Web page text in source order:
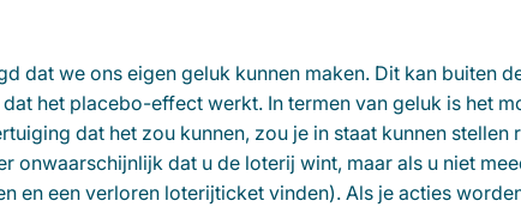
dat we ons eigen geluk kunnen maken. Dit kan buiten
het placebo-effect werkt. In termen van geluk is het
dat het zou kunnen, zou je in staat kunnen stellen
onwaarschijnlijk dat u de loterij wint, maar als u niet
en een verloren loterijticket vinden). Als je acties